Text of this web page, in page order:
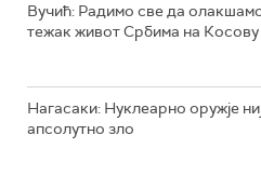
Вучић: Радимо све да
тежак живот Србима на Косову
Нагасаки: Нуклеарно оружје
апсолутно зло